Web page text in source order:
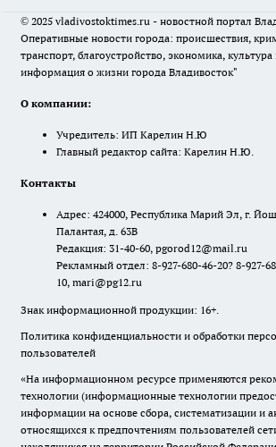
© 2025 vladivostoktimes.ru - новостной портал
Оперативные новости города: происшествия,
транспорт, благоустройство, экономика,
информация о жизни города Владивосток"
О компании:
Учредитель: ИП Карелин Н.Ю
Главный редактор сайта: Карелин Н.Ю.
Контакты
Адрес: 424000, Республика Марий Эл, г.
Палантая, д. 63В
Редакция: 31-40-60, pgorod12@mail.ru
Рекламный отдел: 8-927-680-46-20? 8-927-
10, mari@pg12.ru
Знак информационной продукции: 16+.
Политика конфиденциальности и обработки
пользователей
«На информационном ресурсе применяются
технологии (информационные технологии
информации на основе сбора, систематизации и
относящихся к предпочтениям пользователей